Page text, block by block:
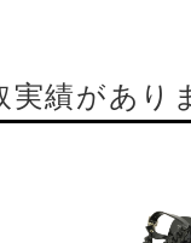
実績があり